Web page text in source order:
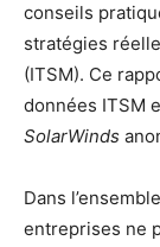
conseils
stratégies
(ITSM). Ce
données ITSM
SolarWinds
Dans
entreprises ne